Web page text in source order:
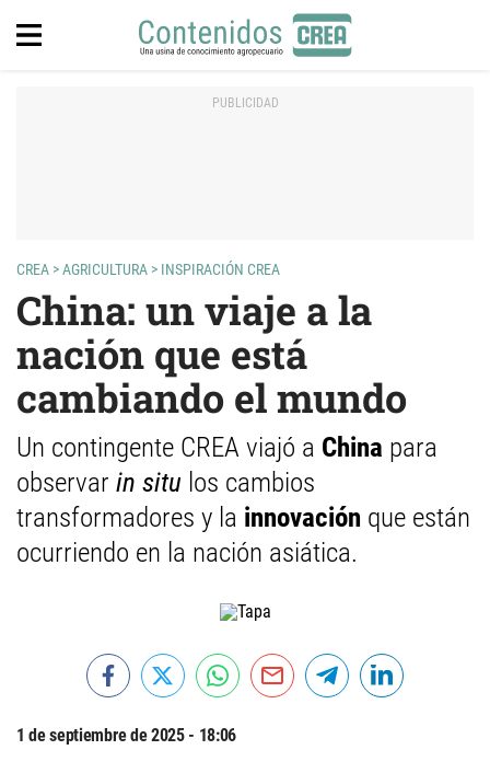
CREA >AGRICULTURA > INSPIRACIÓN CREA
China: un viaje a la
nación que está
cambiando el mundo
Un contingente CREA viajó a China para
observar in situ los cambios
transformadores y la innovación que están
ocurriendo en la nación asiática.
1 de septiembre de 2025 - 18:06